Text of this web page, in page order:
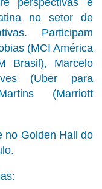
no setor de
Participam
(MCI América
Brasil), Marcelo
(Uber para
(Marriott
no Golden Hall do